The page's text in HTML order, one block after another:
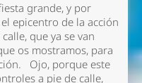
grande, y por
epicentro de la acción
que ya se van
os mostramos, para
Ojo, porque este
a pie de calle,